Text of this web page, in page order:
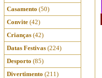
Casamento (50)
Convite (42)
Crianças (42)
Datas Festivas (224)
Desporto (85)
Divertimento (211)